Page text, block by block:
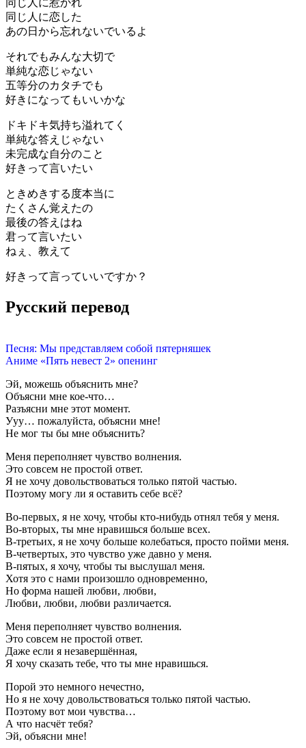
同じ人に惹かれ
同じ人に恋した
あの日から忘れないでいるよ
それでもみんな大切で
単純な恋じゃない
五等分のカタチでも
好きになってもいいかな
ドキドキ気持ち溢れてく
単純な答えじゃない
未完成な自分のこと
好きって言いたい
ときめきする度本当に
たくさん覚えたの
最後の答えはね
君って言いたい
ねぇ、教えて
好きって言っていいですか？
Русский перевод
Песня: Мы представляем собой пятерняшек
Аниме «Пять невест 2» опенинг
Эй, можешь объяснить мне?
Объясни мне кое-что…
Разъясни мне этот момент.
Ууу… пожалуйста, объясни мне!
Не мог ты бы мне объяснить?
Меня переполняет чувство волнения.
Это совсем не простой ответ.
Я не хочу довольствоваться только пятой частью.
Поэтому могу ли я оставить себе всё?
Во-первых, я не хочу, чтобы кто-нибудь отнял тебя у меня.
Во-вторых, ты мне нравишься больше всех.
В-третьих, я не хочу больше колебаться, просто пойми меня.
В-четвертых, это чувство уже давно у меня.
В-пятых, я хочу, чтобы ты выслушал меня.
Хотя это с нами произошло одновременно,
Но форма нашей любви, любви,
Любви, любви, любви различается.
Меня переполняет чувство волнения.
Это совсем не простой ответ.
Даже если я незавершённая,
Я хочу сказать тебе, что ты мне нравишься.
Порой это немного нечестно,
Но я не хочу довольствоваться только пятой частью.
Поэтому вот мои чувства…
А что насчёт тебя?
Эй, объясни мне!